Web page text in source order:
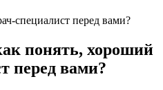
специалист перед вами?
понять, хороший
перед вами?